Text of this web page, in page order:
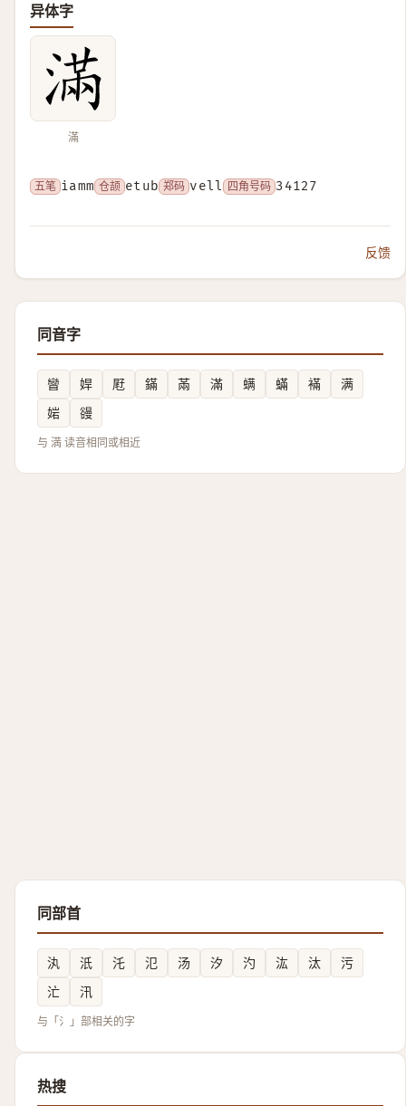
异体字
滿
五笔 iamm 仓颉 etub 郑码 vell 四角号码 34127
反馈
同音字
矕 娨 屘 鏋 㒼 滿 螨 蟎 襔
满
㛧
䜱
与 満 读音相同或相近
同部首
汍 汦 汑 氾 汤 汐 汋 汯 汰
污
汒
汛
与「氵」部相关的字
热搜